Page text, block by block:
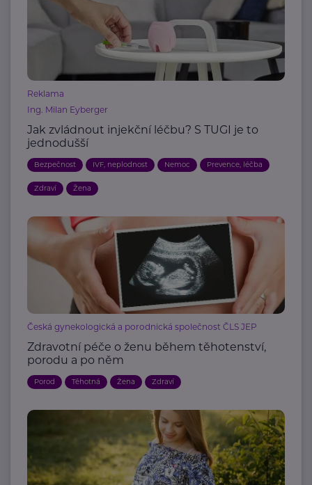
Reklama
Ing. Milan Eyberger
Jak zvládnout injekční léčbu? S TUGI je to
jednodušší
Bezpečnost IVF, neplodnost Nemoc Prevence, léčba
Zdraví Žena
Česká gynekologická a porodnická společnost ČLS JEP
Zdravotní péče o ženu během těhotenství,
porodu a po něm
Porod Těhotná Žena Zdraví